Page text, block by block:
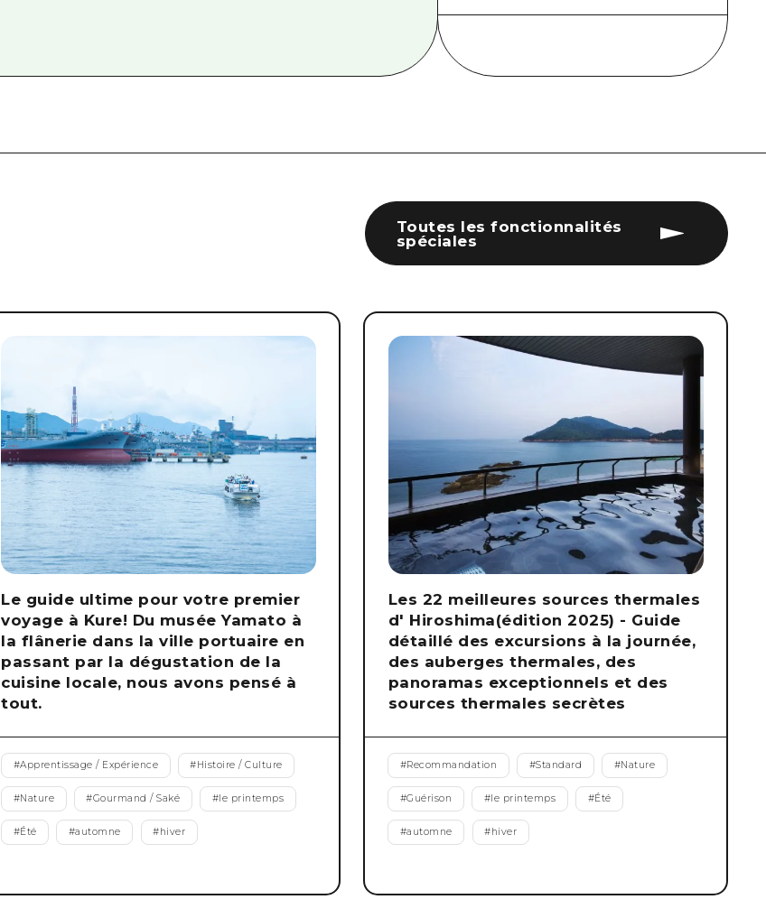
Toutes les fonctionnalités
spéciales
Le guide ultime pour votre premier
voyage à Kure! Du musée Yamato à
la flânerie dans la ville portuaire en
passant par la dégustation de la
cuisine locale, nous avons pensé à
tout.
#Apprentissage / Expérience #Histoire / Culture
#Nature #Gourmand / Saké #le printemps
#Été #automne #hiver
Les 22 meilleures sources thermales
d' Hiroshima(édition 2025) - Guide
détaillé des excursions à la journée,
des auberges thermales, des
panoramas exceptionnels et des
sources thermales secrètes
#Recommandation #Standard #Nature
#Guérison #le printemps #Été
#automne #hiver